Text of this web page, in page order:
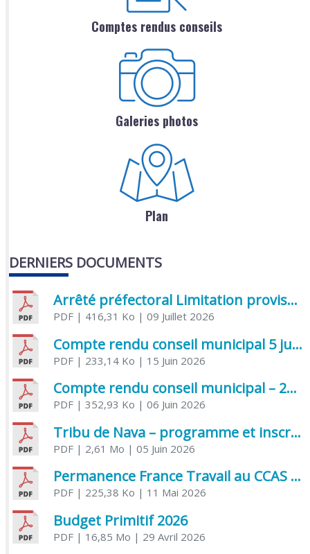
Comptes rendus conseils
Galeries photos
Plan
DERNIERS DOCUMENTS
Arrêté préfectoral Limitation provisoire des usages de l’eau
PDF| 416,31 Ko | 09 Juillet 2026
Compte rendu conseil municipal 5 juin 2026 sénatoriale
PDF| 233,14 Ko | 15 Juin 2026
Compte rendu conseil municipal – 21 avril 2026
PDF| 352,93 Ko | 06 Juin 2026
Tribu de Nava – programme et inscriptions été 2026
PDF| 2,61 Mo | 05 Juin 2026
Permanence France Travail au CCAS de Saujon Juin 2026
PDF| 225,38 Ko | 11 Mai 2026
Budget Primitif 2026
PDF| 16,85 Mo | 29 Avril 2026